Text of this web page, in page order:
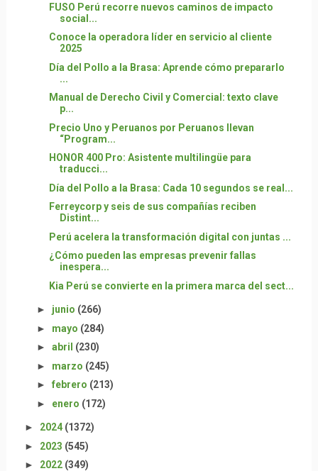
FUSO Perú recorre nuevos caminos de impacto
social...
Conoce la operadora líder en servicio al cliente
2025
Día del Pollo a la Brasa: Aprende cómo prepararlo
...
Manual de Derecho Civil y Comercial: texto clave
p...
Precio Uno y Peruanos por Peruanos llevan
“Program...
HONOR 400 Pro: Asistente multilingüe para
traducci...
Día del Pollo a la Brasa: Cada 10 segundos se real...
Ferreycorp y seis de sus compañías reciben
Distint...
Perú acelera la transformación digital con juntas ...
¿Cómo pueden las empresas prevenir fallas
inespera...
Kia Perú se convierte en la primera marca del sect...
► junio (266)
► mayo (284)
► abril (230)
► marzo (245)
► febrero (213)
► enero (172)
► 2024 (1372)
► 2023 (545)
► 2022 (349)